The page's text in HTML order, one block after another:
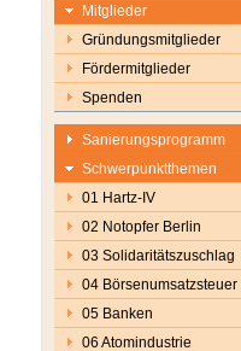
Mitglieder
Gründungsmitglieder
Fördermitglieder
Spenden
Sanierungsprogramm
Schwerpunktthemen
01 Hartz-IV
02 Notopfer Berlin
03 Solidaritätszuschlag
04 Börsenumsatzsteuer
05 Banken
06 Atomindustrie